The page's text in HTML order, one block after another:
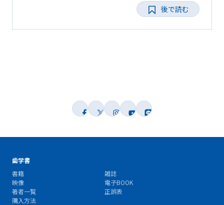
後で読む
歯学書
書籍
雑誌
映像
電子BOOK
著者一覧
正誤表
購入方法